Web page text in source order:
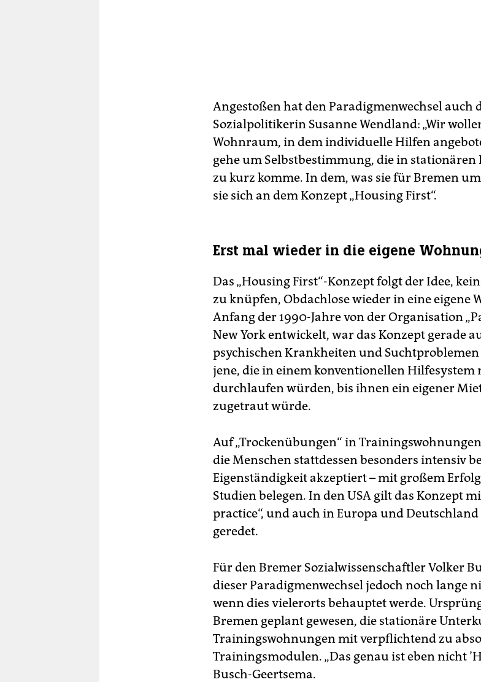
Angestoßen hat den Paradigmenwechsel auch
Sozialpolitikerin Susanne Wendland: „Wir
Wohnraum, in dem individuelle Hilfen
gehe um Selbstbestimmung, die in
zu kurz komme. In dem, was sie für Bremen
sie sich an dem Konzept „Housing First“.
Erst mal wieder in die eigene
Das „Housing First“-Konzept folgt der Idee,
zu knüpfen, Obdachlose wieder in eine eigene
Anfang der 1990-Jahre von der Organisation
New York entwickelt, war das Konzept gerade
psychischen Krankheiten und Suchtproblemen
jene, die in einem konventionellen Hilfesystem
durchlaufen würden, bis ihnen ein eigener
zugetraut würde.
Auf „Trockenübungen“ in
die Menschen stattdessen besonders intensiv
Eigenständigkeit akzeptiert – mit großem
Studien belegen. In den USA gilt das Konzept
practice“, und auch in Europa und
geredet.
Für den Bremer Sozialwissenschaftler Volker
dieser Paradigmenwechsel jedoch noch lange
wenn dies vielerorts behauptet werde.
Bremen geplant gewesen, die stationäre
Trainingswohnungen mit verpflichtend zu
Trainingsmodulen. „Das genau ist eben nicht
Busch-Geertsema.